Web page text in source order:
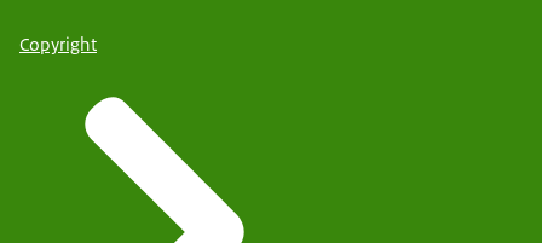
Copyright